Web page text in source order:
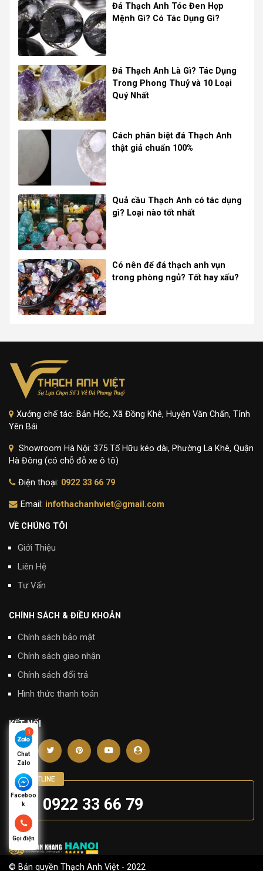
Đá Thạch Anh Tóc Đen Hợp
Mệnh Gì? Có Tác Dụng Gì?
Đá Thạch Anh Là Gì? Tác Dụng
Trong Phong Thuỷ và 10 Loại
Quý Nhất
Cách phân biệt đá Thạch Anh
thật giả chuẩn 100%
Quả cầu Thạch Anh có tác dụng
gì? Loại nào tốt nhất
Có nên để đá thạch anh vụn
trong phòng ngủ? Tốt hay xấu?
Xưởng chế tác: Bản Hốc, Xã Đồng Khê, Huyện Văn Chấn, Tỉnh
Yên Bái
Showroom Hà Nội: 375 Tố Hữu kéo dài, Phường La Khê, Quận
Hà Đông (có chỗ đỗ xe ô tô)
Điện thoại: 0922 33 66 79
Email: infothachanhviet@gmail.com
VỀ CHÚNG TÔI
Giới Thiệu
Liên Hệ
Tư Vấn
CHÍNH SÁCH & ĐIỀU KHOẢN
Chính sách bảo mật
Chính sách giao nhận
Chính sách đổi trả
Hình thức thanh toán
KẾT NỐI
0922 33 66 79
Đối Tác
© Bản quyền Thạch Anh Việt - 2022
Chat
Zalo
Faceboo
k
Gọi điện